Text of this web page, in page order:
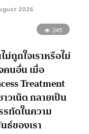
2026
245
ม่ถูกใจเราหรือไม่
คนอื่น เมื่อ
Treatment
วเน็ต กลายเป็น
รทัดในความ
ธ์ของเรา